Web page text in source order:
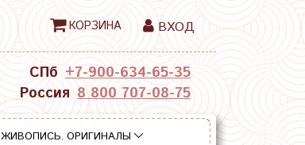
КОРЗИНА ВХОД
СПб +7-900-634-65-35
Россия 8 800 707-08-75
ЖИВОПИСЬ. ОРИГИНАЛЫ